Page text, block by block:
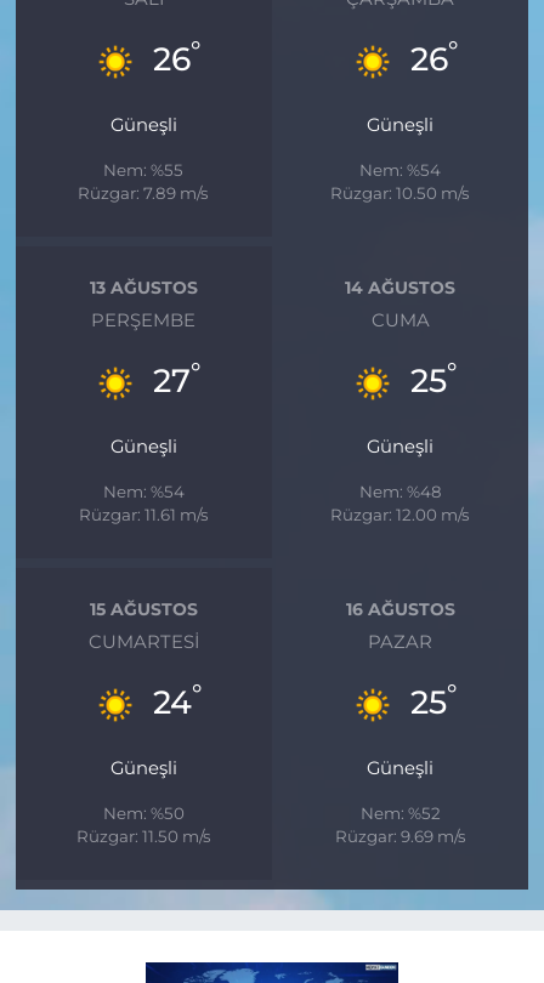
26°
Güneşli
Nem: %55
Rüzgar: 7.89 m/s
26°
Güneşli
Nem: %54
Rüzgar: 10.50 m/s
13 AĞUSTOS
PERŞEMBE
27°
Güneşli
Nem: %54
Rüzgar: 11.61 m/s
14 AĞUSTOS
CUMA
25°
Güneşli
Nem: %48
Rüzgar: 12.00 m/s
15 AĞUSTOS
CUMARTESI
24°
Güneşli
Nem: %50
Rüzgar: 11.50 m/s
16 AĞUSTOS
PAZAR
25°
Güneşli
Nem: %52
Rüzgar: 9.69 m/s